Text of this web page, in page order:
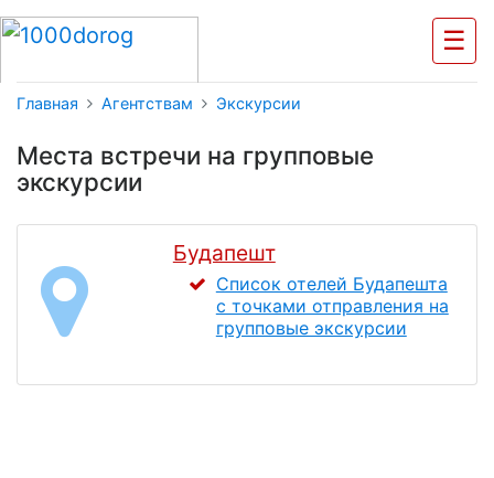
☰
Главная Агентствам Экскурсии
Места встречи на групповые
экскурсии
Будапешт
Список отелей Будапешта
с точками отправления на
групповые экскурсии